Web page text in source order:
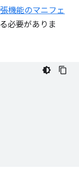
機能のマニフェ
必要がありま